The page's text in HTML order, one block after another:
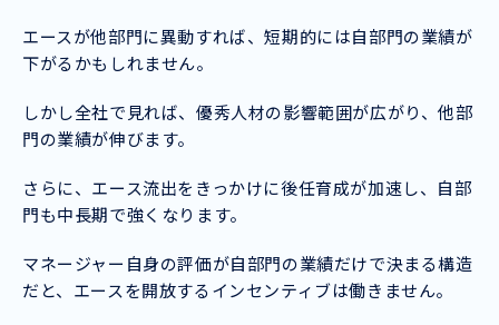
エースが他部門に異動すれば、短期的には自部門の業績が
下がるかもしれません。
しかし全社で見れば、優秀人材の影響範囲が広がり、他部
門の業績が伸びます。
さらに、エース流出をきっかけに後任育成が加速し、自部
門も中長期で強くなります。
マネージャー自身の評価が自部門の業績だけで決まる構造
だと、エースを開放するインセンティブは働きません。